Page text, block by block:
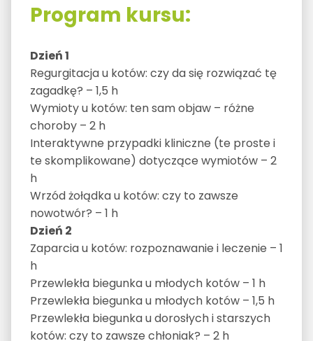
Program kursu:
Dzień 1
Regurgitacja u kotów: czy da się rozwiązać tę
zagadkę? – 1,5 h
Wymioty u kotów: ten sam objaw – różne
choroby – 2 h
Interaktywne przypadki kliniczne (te proste i
te skomplikowane) dotyczące wymiotów – 2
h
Wrzód żołądka u kotów: czy to zawsze
nowotwór? – 1 h
Dzień 2
Zaparcia u kotów: rozpoznawanie i leczenie – 1
h
Przewlekła biegunka u młodych kotów – 1 h
Przewlekła biegunka u młodych kotów – 1,5 h
Przewlekła biegunka u dorosłych i starszych
kotów: czy to zawsze chłoniak? – 2 h